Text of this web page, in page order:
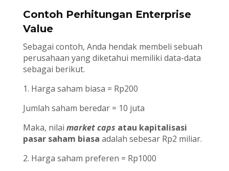
Contoh Perhitungan Enterprise
Value
Sebagai contoh, Anda hendak membeli sebuah
perusahaan yang diketahui memiliki data-data
sebagai berikut.
1. Harga saham biasa = Rp200
Jumlah saham beredar = 10 juta
Maka, nilai market caps atau kapitalisasi
pasar saham biasa adalah sebesar Rp2 miliar.
2. Harga saham preferen = Rp1000